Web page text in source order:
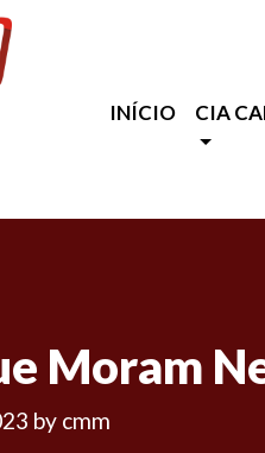
INÍCIO CIA
Moram
by cmm